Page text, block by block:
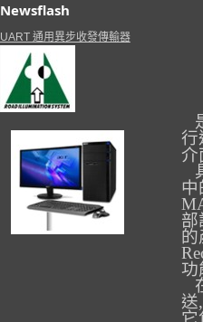
Newsflash
UART 通用異步收發傳輸器
行
介
中
部
的
功
送,
它